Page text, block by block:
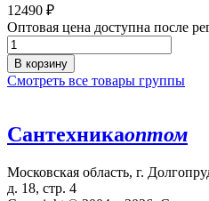
12490 ₽
Оптовая цена доступна после
В корзину
Смотреть все товары группы
Сантехникаоптом
Московская область, г.
д. 18, стр. 4